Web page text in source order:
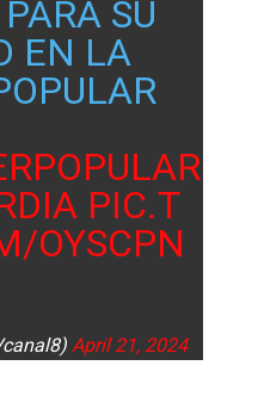
SU
EN LA
PIC.T
OYSCPN
April 21, 2024